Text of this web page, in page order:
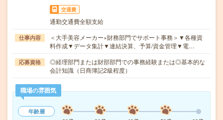
交通費
通勤交通費全額支給
仕事内容
＜大手美容メーカー×財務部門でサポート事務＞▼各種資
料作成▼データ集計▼連結決算、予算/資金管理▼電…
応募資格
◎経理部門または財部部門での事務経験または◎基本的な
会計知識（日商簿記2級程度）
職場の雰囲気
年齢層